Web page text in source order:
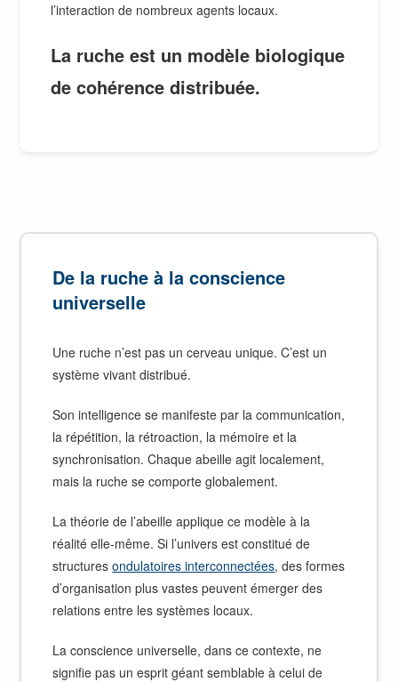
l’interaction de nombreux agents locaux.
La ruche est un modèle biologique
de cohérence distribuée.
De la ruche à la conscience
universelle
Une ruche n’est pas un cerveau unique. C’est un
système vivant distribué.
Son intelligence se manifeste par la communication,
la répétition, la rétroaction, la mémoire et la
synchronisation. Chaque abeille agit localement,
mais la ruche se comporte globalement.
La théorie de l’abeille applique ce modèle à la
réalité elle-même. Si l’univers est constitué de
structuresondulatoires interconnectées, des formes
d’organisation plus vastes peuvent émerger des
relations entre les systèmes locaux.
La conscience universelle, dans ce contexte, ne
signifie pas un esprit géant semblable à celui de